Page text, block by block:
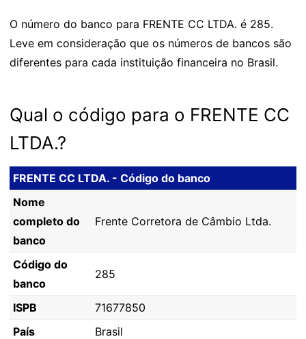
O número do banco para FRENTE CC LTDA. é 285.
Leve em consideração que os números de bancos são
diferentes para cada instituição financeira no Brasil.
Qual o código para o FRENTE CC
LTDA.?
FRENTE CC LTDA. - Código do banco
Nome
completo do
banco
Frente Corretora de Câmbio Ltda.
Código do
banco
285
ISPB
71677850
País
Brasil